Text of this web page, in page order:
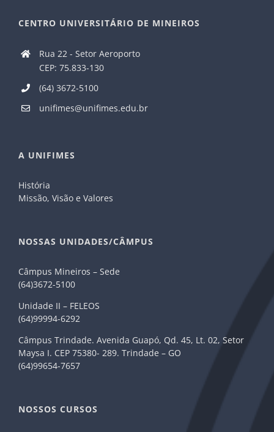
CENTRO UNIVERSITÁRIO DE MINEIROS
Rua 22 - Setor Aeroporto
CEP: 75.833-130
(64) 3672-5100
unifimes@unifimes.edu.br
A UNIFIMES
História
Missão, Visão e Valores
NOSSAS UNIDADES/CÂMPUS
Câmpus Mineiros – Sede
(64)3672-5100
Unidade II – FELEOS
(64)99994-6292
Câmpus Trindade. Avenida Guapó, Qd. 45, Lt. 02, Setor
Maysa I. CEP 75380- 289. Trindade – GO
(64)99654-7657
NOSSOS CURSOS